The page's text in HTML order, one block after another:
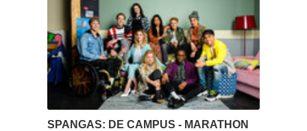
SPANGAS: DE CAMPUS - MARATHON